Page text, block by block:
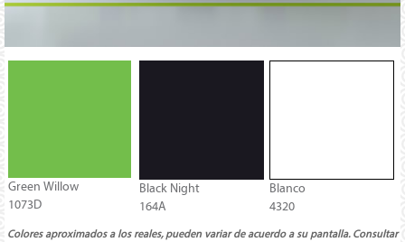
Green Willow
1073D
Black Night
164A
Blanco
4320
Colores aproximados a los reales, pueden variar de acuerdo a su pantalla. Consultar